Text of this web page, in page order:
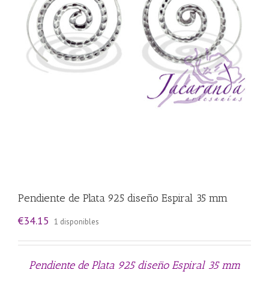
Pendiente de Plata 925 diseño Espiral 35 mm
€34.15 1 disponibles
Pendiente de Plata 925 diseño Espiral 35 mm